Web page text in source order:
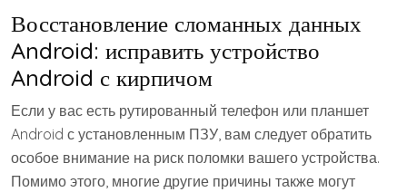
Восстановление сломанных данных
Android: исправить устройство
Android с кирпичом
Если у вас есть рутированный телефон или планшет
Android с установленным ПЗУ, вам следует обратить
особое внимание на риск поломки вашего устройства.
Помимо этого, многие другие причины также могут